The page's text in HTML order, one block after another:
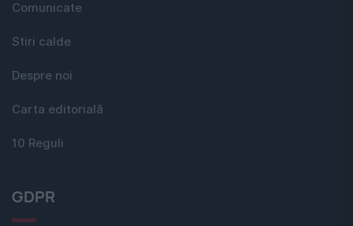
Comunicate
Stiri calde
Despre noi
Carta editorială
10 Reguli
GDPR